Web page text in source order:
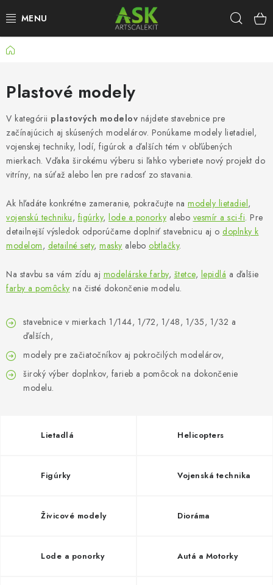
na
BLOG
SUMMER DAYS
WARHAMMER
ASK PRODUKTY
NOVINKY
PLASTOVÉ MODELY
PRÍSLUŠENSTVO
FARBY & POMÔCKY
SKY RIDERS COFFEE
VOUCHERS
Moja objednávka
Preprava a platba
Postup pri podávaní sťažností
Veľkoobchod
Domov
Plastové modely
V kategórii plastových modelov nájdete stavebnice pre
začínajúcich aj skúsených modelárov. Ponúkame modely lietadiel,
vojenskej techniky, lodí, figúrok a ďalších tém v obľúbených
mierkach. Vďaka širokému výberu si ľahko vyberiete nový projekt do
vitríny, na súťaž alebo len pre radosť zo stavania.
Ak hľadáte konkrétne zameranie, pokračujte na modely lietadiel,
vojenskú techniku, figúrky, lode a ponorky alebo vesmír a sci-fi. Pre
detailnejší výsledok odporúčame doplniť stavebnicu aj o doplnky k
modelom, detailné sety, masky alebo obtlačky.
Na stavbu sa vám zídu aj modelárske farby, štetce, lepidlá a ďalšie
farby a pomôcky na čisté dokončenie modelu.
stavebnice v mierkach 1/144, 1/72, 1/48, 1/35, 1/32 a
ďalších,
modely pre začiatočníkov aj pokročilých modelárov,
široký výber doplnkov, farieb a pomôcok na dokončenie
modelu.
Lietadlá Helicopters
Figúrky Vojenská technika
Živicové modely Dioráma
Lode a ponorky Autá a Motorky